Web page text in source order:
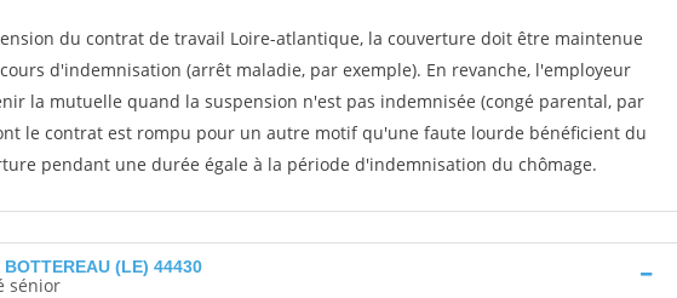
du contrat de travail Loire-atlantique, la couverture doit être maintenue
d'indemnisation (arrêt maladie, par exemple). En revanche, l'employeur
la mutuelle quand la suspension n'est pas indemnisée (congé parental, par
le contrat est rompu pour un autre motif qu'une faute lourde bénéficient du
pendant une durée égale à la période d'indemnisation du chômage.
(LE) 44430
sénior